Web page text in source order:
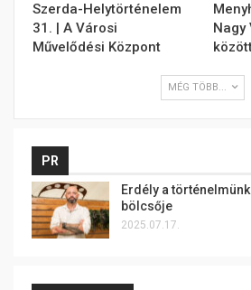
Szerda-Helytörténelem
31. | A Városi
Művelődési Központ
Nagy
MÉG TÖBB...
PR
Erdély a
bölcsője
2025.07.17.